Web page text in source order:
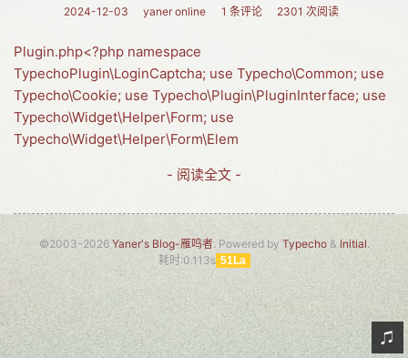
链接
Nav
归档
留言
2024-12-03 yaner online 1 条评论 2301 次阅读
Plugin.php<?php namespace
TypechoPlugin\LoginCaptcha; use Typecho\Common; use
Typecho\Cookie; use Typecho\Plugin\PluginInterface; use
Typecho\Widget\Helper\Form; use
Typecho\Widget\Helper\Form\Elem
- 阅读全文 -
©2003-2026 Yaner's Blog-雁鸣者. Powered by Typecho& Initial.
耗时:0.113s 51La